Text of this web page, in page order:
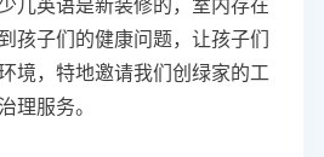
儿英语是新装修的，室内存在
孩子们的健康问题，让孩子们
境，特地邀请我们创绿家的工
理服务。